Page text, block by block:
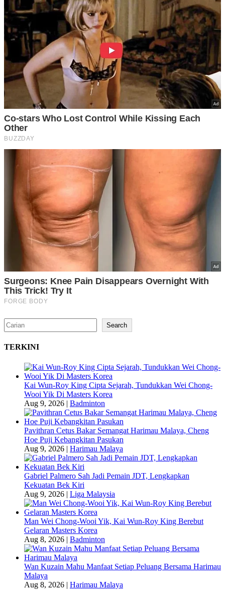
Search Search
TERKINI
Kai Wun-Roy King Cipta Sejarah, Tundukkan Wei Chong-
Wooi Yik Di Masters Korea
Aug 9, 2026 | Badminton
Pavithran Cetus Bakar Semangat Harimau Malaya, Cheng
Hoe Puji Kebangkitan Pasukan
Aug 9, 2026 | Harimau Malaya
Gabriel Palmero Sah Jadi Pemain JDT, Lengkapkan
Kekuatan Bek Kiri
Aug 9, 2026 | Liga Malaysia
Man Wei Chong-Wooi Yik, Kai Wun-Roy King Berebut
Gelaran Masters Korea
Aug 8, 2026 | Badminton
Wan Kuzain Mahu Manfaat Setiap Peluang Bersama Harimau
Malaya
Aug 8, 2026 | Harimau Malaya